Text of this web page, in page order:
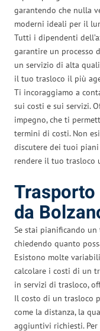
garantendo che nulla
moderni ideali per il
Tutti i dipendenti
garantire un processo
un servizio di alta
il tuo trasloco il più
Ti incoraggiamo a
sui costi e sui servizi.
impegno, che ti
termini di costi. Non
discutere dei tuoi
rendere il tuo trasloco
da
Se stai pianificando
chiedendo quanto
Esistono molte
calcolare i costi di un
in servizi di trasloco,
Il costo di un trasloco
come la distanza, la
aggiuntivi richiesti. Per